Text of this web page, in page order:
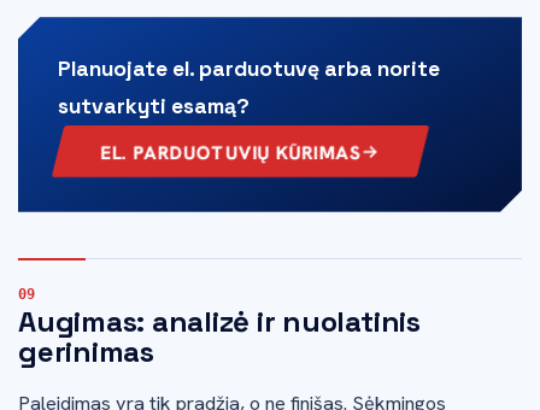
Planuojate el. parduotuvę arba norite
sutvarkyti esamą?
EL. PARDUOTUVIŲ KŪRIMAS
Augimas: analizė ir nuolatinis
gerinimas
Paleidimas yra tik pradžia, o ne finišas. Sėkmingos